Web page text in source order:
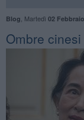
Blog Martedì 02
Ombre